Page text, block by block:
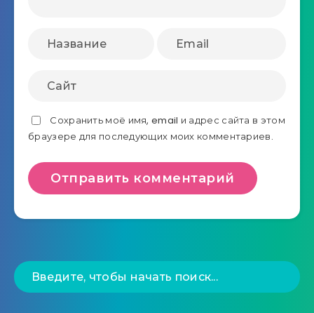
Сохранить моё имя, email и адрес сайта в этом
браузере для последующих моих комментариев.